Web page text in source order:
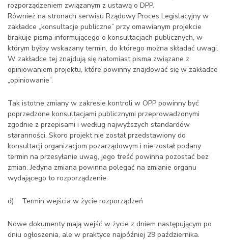
rozporządzeniem związanym z ustawą o DPP.
Również na stronach serwisu Rządowy Proces Legislacyjny w
zakładce „konsultacje publiczne” przy omawianym projekcie
brakuje pisma informującego o konsultacjach publicznych, w
którym byłby wskazany termin, do którego można składać uwagi.
W zakładce tej znajdują się natomiast pisma związane z
opiniowaniem projektu, które powinny znajdować się w zakładce
„opiniowanie”.
Tak istotne zmiany w zakresie kontroli w OPP powinny być
poprzedzone konsultacjami publicznymi przeprowadzonymi
zgodnie z przepisami i według najwyższych standardów
staranności. Skoro projekt nie został przedstawiony do
konsultacji organizacjom pozarządowym i nie został podany
termin na przesyłanie uwag, jego treść powinna pozostać bez
zmian. Jedyna zmiana powinna polegać na zmianie organu
wydającego to rozporządzenie.
d) Termin wejścia w życie rozporządzeń
Nowe dokumenty mają wejść w życie z dniem następującym po
dniu ogłoszenia, ale w praktyce najpóźniej 29 października.